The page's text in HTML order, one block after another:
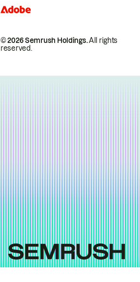
© 2026 Semrush Holdings.All rights
reserved.